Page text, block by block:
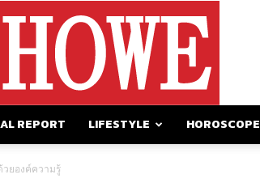
REPORT LIFESTYLE HOROSCOPE
วยองค์ความรู้